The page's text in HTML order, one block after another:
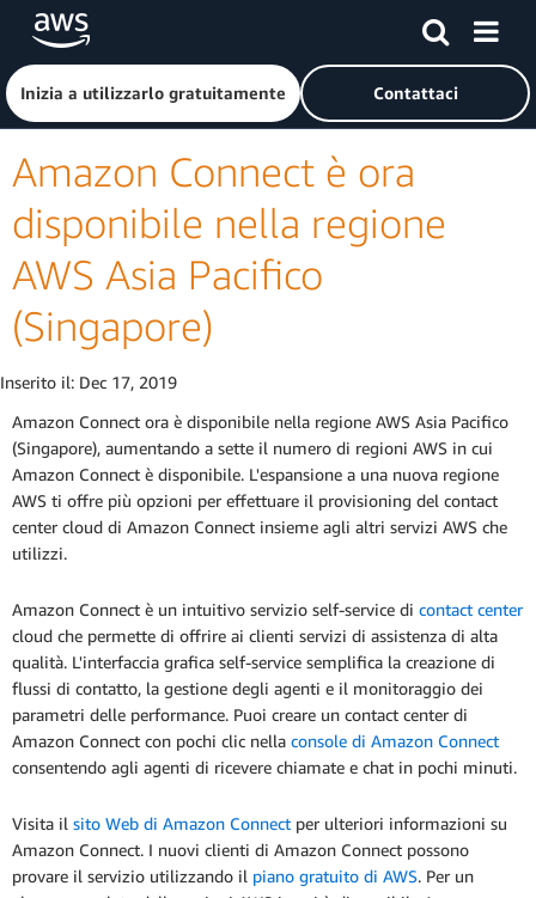
Passa al contenuto principale
Fai clic qui per tornare alla home page di Amazon Web
Inizia a utilizzarlo gratuitamente Contattaci
Amazon Connect è ora
disponibile nella regione
AWS Asia Pacifico
(Singapore)
Inserito il: Dec 17, 2019
Amazon Connect ora è disponibile nella regione AWS Asia Pacifico
(Singapore), aumentando a sette il numero di regioni AWS in cui
Amazon Connect è disponibile. L'espansione a una nuova regione
AWS ti offre più opzioni per effettuare il provisioning del contact
center cloud di Amazon Connect insieme agli altri servizi AWS che
utilizzi.
Amazon Connect è un intuitivo servizio self-service di contact center
cloud che permette di offrire ai clienti servizi di assistenza di alta
qualità. L'interfaccia grafica self-service semplifica la creazione di
flussi di contatto, la gestione degli agenti e il monitoraggio dei
parametri delle performance. Puoi creare un contact center di
Amazon Connect con pochi clic nella console di Amazon Connect
consentendo agli agenti di ricevere chiamate e chat in pochi minuti.
Visita il sito Web di Amazon Connect per ulteriori informazioni su
Amazon Connect. I nuovi clienti di Amazon Connect possono
provare il servizio utilizzando il piano gratuito di AWS. Per un